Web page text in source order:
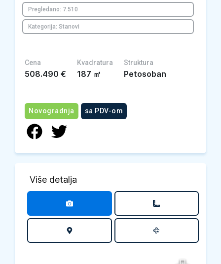
Pregledano: 7.510
Kategorija: Stanovi
Cena
508.490 €
Kvadratura
187 ㎡
Struktura
Petosoban
Novogradnja sa PDV-om
Više detalja